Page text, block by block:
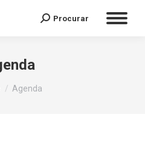
Procurar
here:
Agenda